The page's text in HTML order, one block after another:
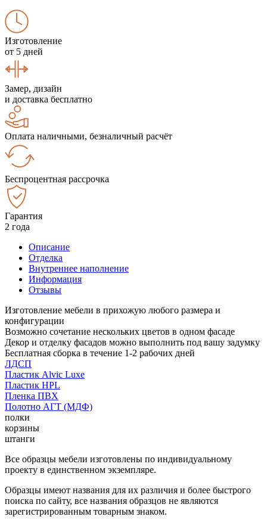
Изготовление
от 5 дней
Замер, дизайн
и доставка бесплатно
Оплата наличными, безналичный расчёт
Беспроцентная рассрочка
Гарантия
2 года
Описание
Отделка
Внутреннее наполнение
Информация
Отзывы
Изготовление мебели в прихожую любого размера и
конфигурации
Возможно сочетание нескольких цветов в одном фасаде
Декор и отделку фасадов можно выполнить под вашу задумку
Бесплатная сборка в течение 1-2 рабочих дней
ЛДСП
Пластик Alvic Luxe
Пластик HPL
Пленка ПВХ
Полотно АГТ (МДФ)
полки
корзины
штанги
Все образцы мебели изготовлены по индивидуальному
проекту в единственном экземпляре.
Образцы имеют названия для их различия и более быстрого
поиска по сайту, все названия образцов не являются
зарегистрированным товарным знаком.